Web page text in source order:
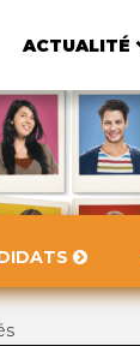
ACTUALITÉ